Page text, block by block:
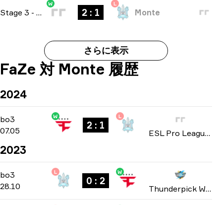
Stage 3 - bo3
W
2 : 1
L
Monte
さらに表示
FaZe 対 Monte 履歴
2024
bo3 -bo3
07.05
W
2 : 1
L
ESL Pro League: Season 19 2024
2023
bo3 -bo3
28.10
L
0 : 2
W
Thunderpick World Championship 2023